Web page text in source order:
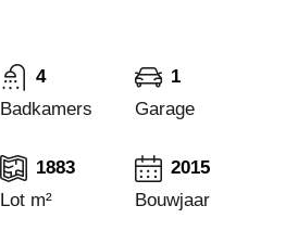
4
Badkamers
1
Garage
1883
Lot m²
2015
Bouwjaar